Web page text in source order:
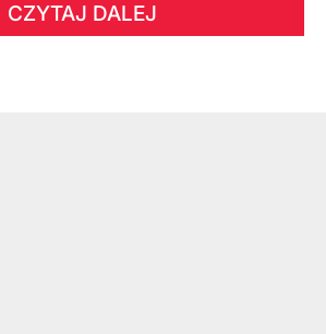
CZYTAJ DALEJ